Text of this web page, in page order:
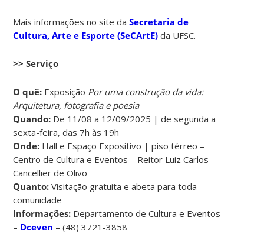
Mais informações no site daSecretaria de
Cultura, Arte e Esporte (SeCArtE) da UFSC.
>> Serviço
O quê: Exposição Por uma construção da vida:
Arquitetura, fotografia e poesia
Quando: De 11/08 a 12/09/2025 | de segunda a
sexta-feira, das 7h às 19h
Onde: Hall e Espaço Expositivo | piso térreo –
Centro de Cultura e Eventos – Reitor Luiz Carlos
Cancellier de Olivo
Quanto:Visitação gratuita e abeta para toda
comunidade
Informações: Departamento de Cultura e Eventos
– Dceven – (48) 3721-3858